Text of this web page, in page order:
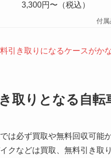
3,300円〜（税込）
付属
引き取りになるケースがか
取りとなる自転
は必ず買取や無料回収可能
クなどは買取、無料引き取